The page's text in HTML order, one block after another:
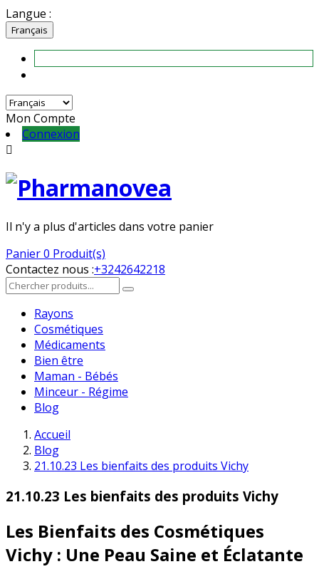
Langue :
Français
Mon Compte
Connexion

Il n'y a plus d'articles dans votre panier
Panier0 Produit(s)
Contactez nous :+3242642218
Rayons
Cosmétiques
Médicaments
Bien être
Maman - Bébés
Minceur - Régime
Blog
Accueil
Blog
21.10.23 Les bienfaits des produits Vichy
21.10.23 Les bienfaits des produits Vichy
Les Bienfaits des Cosmétiques
Vichy : Une Peau Saine et Éclatante